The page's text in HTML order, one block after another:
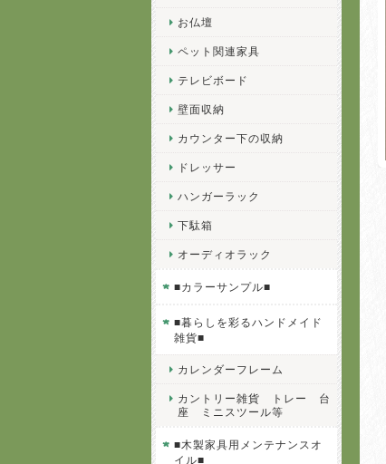
お仏壇
ペット関連家具
テレビボード
壁面収納
カウンター下の収納
ドレッサー
ハンガーラック
下駄箱
オーディオラック
■カラーサンプル■
■暮らしを彩るハンドメイド
雑貨■
カレンダーフレーム
カントリー雑貨 トレー 台
座 ミニスツール等
■木製家具用メンテナンスオ
イル■